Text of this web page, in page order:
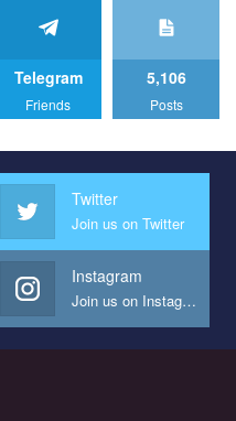
to help us implement our plan
below the video.
команды "Гей-альянс
организации.
помочь нам реализовать
на почве
зайти на наш канал YouTube
под видео.
Telegram
Friends
5,106
Posts
Twitter
Join us on Twitter
Instagram
Join us on Instagram